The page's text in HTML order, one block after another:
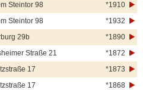
Steintor 98
*1910
Steintor 98
*1932
29b
*1890
Straße 21
*1872
17
*1873
17
*1868